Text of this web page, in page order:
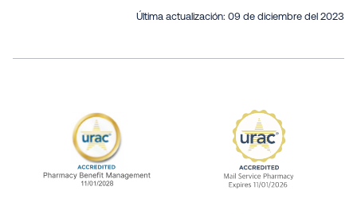
Última actualización: 09 de diciembre del 2023